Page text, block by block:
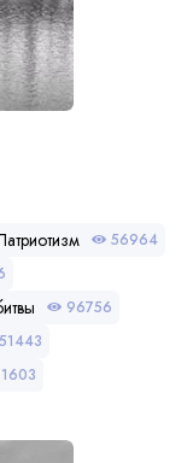
56964
96756
51443
1603